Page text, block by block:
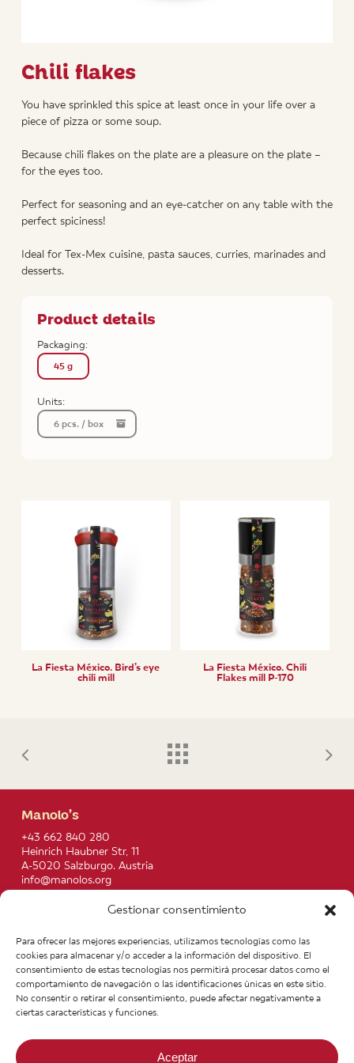
Gestionar consentimiento
Para ofrecer las mejores experiencias, utilizamos tecnologías como las
cookies para almacenar y/o acceder a la información del dispositivo. El
consentimiento de estas tecnologías nos permitirá procesar datos como el
comportamiento de navegación o las identificaciones únicas en este sitio.
No consentir o retirar el consentimiento, puede afectar negativamente a
ciertas características y funciones.
Aceptar
Chili flakes
You have sprinkled this spice at least once in your life over a
piece of pizza or some soup.
Because chili flakes on the plate are a pleasure on the plate –
for the eyes too.
Perfect for seasoning and an eye-catcher on any table with the
perfect spiciness!
Ideal for Tex-Mex cuisine, pasta sauces, curries, marinades and
desserts.
Product details
Packaging:
45 g
Units:
6 pcs. / box
La Fiesta México. Bird’s eye
chili mill
La Fiesta México. Chili
Flakes mill P-170
Manolo’s
+43 662 840 280
Heinrich Haubner Str, 11
A-5020 Salzburgo. Austria
info@manolos.org
About us
Products
Infos
News
Contact
Join our Team
Legal notice
General Terms of Purchase